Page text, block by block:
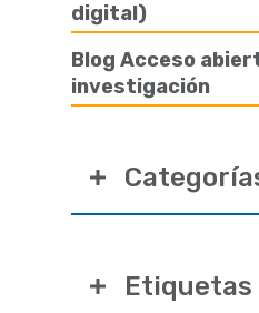
digital)
Blog Acceso
investigación
Etiquetas